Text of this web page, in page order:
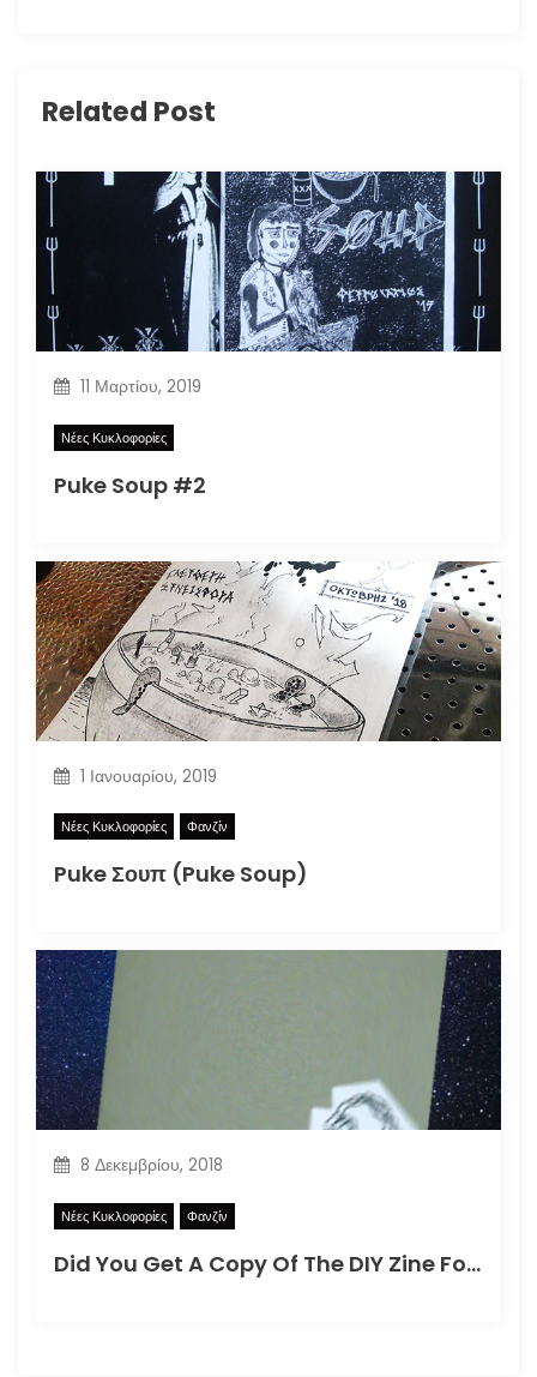
Related Post
11 Μαρτίου, 2019
Νέες Κυκλοφορίες
Puke Soup #2
1 Ιανουαρίου, 2019
Νέες Κυκλοφορίες Φανζίν
Puke Σουπ (Puke Soup)
8 Δεκεμβρίου, 2018
Νέες Κυκλοφορίες Φανζίν
Did You Get A Copy Of The DIY Zine For How To Better Participate In Your Local Apocalypse?